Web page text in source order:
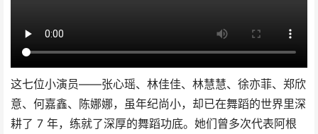
这七位小演员——张心瑶、林佳佳、林慧慧、徐亦菲、郑欣
意、何嘉鑫、陈娜娜，虽年纪尚小，却已在舞蹈的世界里深
耕了 7 年，练就了深厚的舞蹈功底。她们曾多次代表阿根